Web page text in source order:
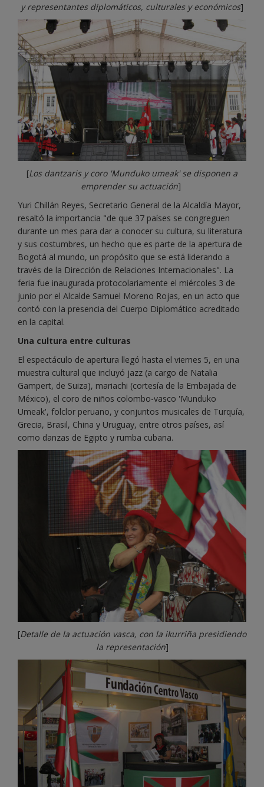
y representantes diplomáticos, culturales y económicos]
[Los dantzaris y coro 'Munduko umeak' se disponen a
emprender su actuación]
Yuri Chillán Reyes, Secretario General de la Alcaldía Mayor,
resaltó la importancia "de que 37 países se congreguen
durante un mes para dar a conocer su cultura, su literatura
y sus costumbres, un hecho que es parte de la apertura de
Bogotá al mundo, un propósito que se está liderando a
través de la Dirección de Relaciones Internacionales". La
feria fue inaugurada protocolariamente el miércoles 3 de
junio por el Alcalde Samuel Moreno Rojas, en un acto que
contó con la presencia del Cuerpo Diplomático acreditado
en la capital.
Una cultura entre culturas
El espectáculo de apertura llegó hasta el viernes 5, en una
muestra cultural que incluyó jazz (a cargo de Natalia
Gampert, de Suiza), mariachi (cortesía de la Embajada de
México), el coro de niños colombo-vasco 'Munduko
Umeak', folclor peruano, y conjuntos musicales de Turquía,
Grecia, Brasil, China y Uruguay, entre otros países, así
como danzas de Egipto y rumba cubana.
[Detalle de la actuación vasca, con la ikurriña presidiendo
la representación]